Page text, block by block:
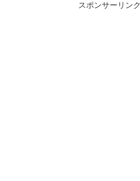
スポンサーリンク